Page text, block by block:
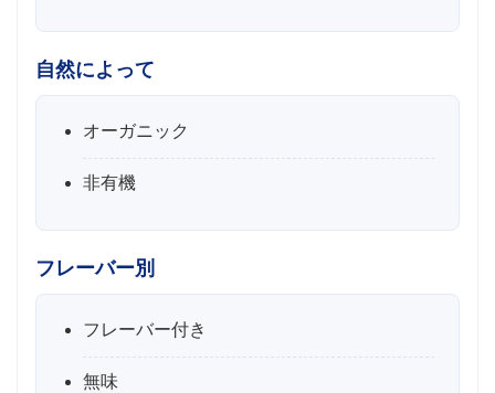
自然によって
オーガニック
非有機
フレーバー別
フレーバー付き
無味